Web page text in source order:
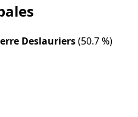
Deslauriers(50.7 %)